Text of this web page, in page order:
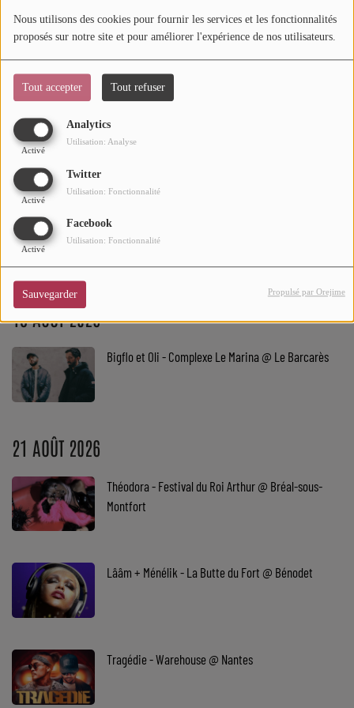
Nous utilisons des cookies pour fournir les services et les fonctionnalités
proposés sur notre site et pour améliorer l'expérience de nos utilisateurs.
Tout accepter Tout refuser
Analytics
Activé
Utilisation: Analyse
Twitter
Activé
Utilisation: Fonctionnalité
Facebook
Activé
Utilisation: Fonctionnalité
Sauvegarder Propulsé par Orejime
Mode
Cinéma
Buzz
Dossiers
AGENDA
Festivals
CONCOURS
CHARTS
Top Soul Addict
Grille des programmes
Titres diffusés
Playlist
MY SOUL ADDICT
T'Chat
L'équipe Soul Addict
15 AOÛT 2026
Nèg' Marrons + Tragédie + Carbonne - Effet.Mer
Gospel Dream - Cathédrale américaine @ Paris
18 AOÛT 2026
Bigflo et Oli - Complexe Le Marina @ Le Barcarès
21 AOÛT 2026
Théodora - Festival du Roi Arthur @ Bréal-sous-
Montfort
Lââm + Ménélik - La Butte du Fort @ Bénodet
Tragédie - Warehouse @ Nantes